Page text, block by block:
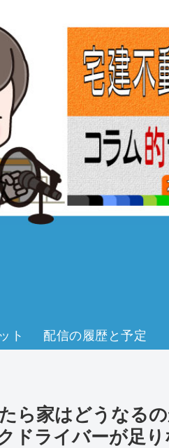
ト 配信の履歴と予定
ら家はどうなる
ライバーが足り